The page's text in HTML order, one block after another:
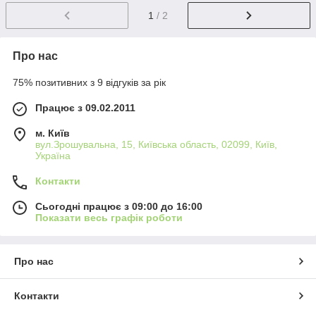
1 / 2
Про нас
75% позитивних з 9 відгуків за рік
Працює з 09.02.2011
м. Київ
вул.Зрошувальна, 15, Київська область, 02099, Київ,
Україна
Контакти
Сьогодні працює з 09:00 до 16:00
Показати весь графік роботи
Про нас
Контакти